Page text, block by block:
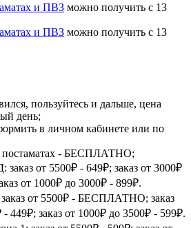
и ПВЗ можно получить с 13
и ПВЗ можно получить с 13
пользуйтесь и дальше, цена
день;
в личном кабинете или по
постаматах - БЕСПЛАТНО;
от 5500₽ - 649₽; заказ от 3000₽
от 1000₽ до 3000₽ - 899₽.
от 5500₽ - БЕСПЛАТНО; заказ
449₽; заказ от 1000₽ до 3500₽ - 599₽.